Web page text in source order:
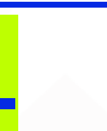
Gabriel Elias faz da